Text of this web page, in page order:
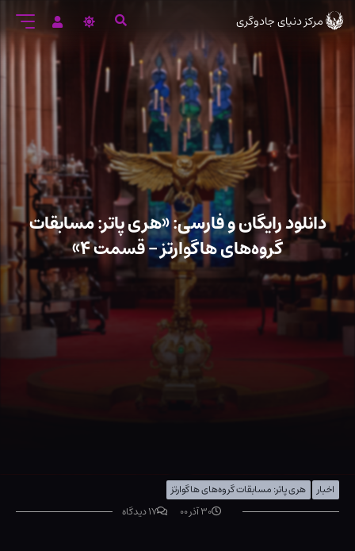
ورود
به
متن
مرکز دنیای جادوگری
دانلود رایگان و فارسی: «هری پاتر: مسابقات
گروه‌های هاگوارتز – قسمت ۴»
اخبار
هری پاتر: مسابقات گروه‌های هاگوارتز
۳۰ آذر ۰۰
۱۷ دیدگاه